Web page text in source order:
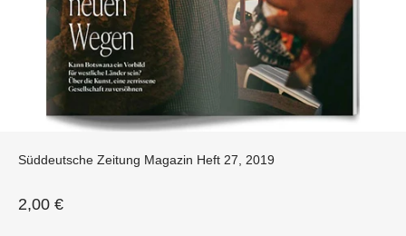
Süddeutsche Zeitung Magazin Heft 27, 2019
Angebot
2,00 €